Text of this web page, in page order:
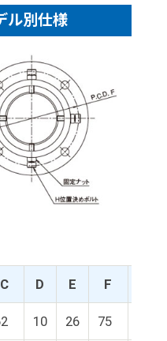
ル別仕様
C D E F
10 26 75